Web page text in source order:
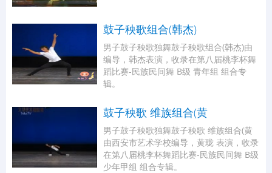
鼓子秧歌组合(韩杰)
男子鼓子秧歌独舞鼓子秧歌组合(韩杰)由
编导，韩杰表演，收录在第八届桃李杯舞
蹈比赛-民族民间舞 B级 青年组 组合专
辑。
鼓子秧歌 维族组合(黄
男子鼓子秧歌独舞鼓子秧歌 维族组合(黄
由西安市艺术学校编导，黄珑 表演，收录
在第八届桃李杯舞蹈比赛-民族民间舞 B级
少年甲组 组合专辑。